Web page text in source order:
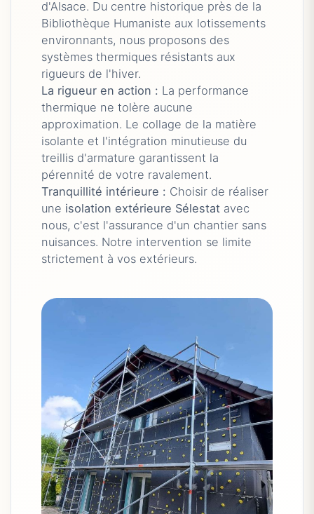
d'Alsace. Du centre historique près de la
Bibliothèque Humaniste aux lotissements
environnants, nous proposons des
systèmes thermiques résistants aux
rigueurs de l'hiver.
La rigueur en action : La performance
thermique ne tolère aucune
approximation. Le collage de la matière
isolante et l'intégration minutieuse du
treillis d'armature garantissent la
pérennité de votre ravalement.
Tranquillité intérieure : Choisir de réaliser
une isolation extérieure Sélestat avec
nous, c'est l'assurance d'un chantier sans
nuisances. Notre intervention se limite
strictement à vos extérieurs.